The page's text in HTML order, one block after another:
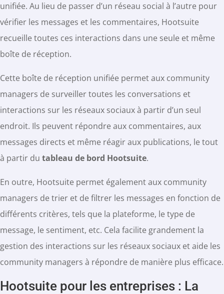
unifiée. Au lieu de passer d’un réseau social à l’autre pour
vérifier les messages et les commentaires, Hootsuite
recueille toutes ces interactions dans une seule et même
boîte de réception.
Cette boîte de réception unifiée permet aux community
managers de surveiller toutes les conversations et
interactions sur les réseaux sociaux à partir d’un seul
endroit. Ils peuvent répondre aux commentaires, aux
messages directs et même réagir aux publications, le tout
à partir du tableau de bord Hootsuite.
En outre, Hootsuite permet également aux community
managers de trier et de filtrer les messages en fonction de
différents critères, tels que la plateforme, le type de
message, le sentiment, etc. Cela facilite grandement la
gestion des interactions sur les réseaux sociaux et aide les
community managers à répondre de manière plus efficace.
Hootsuite pour les entreprises : La